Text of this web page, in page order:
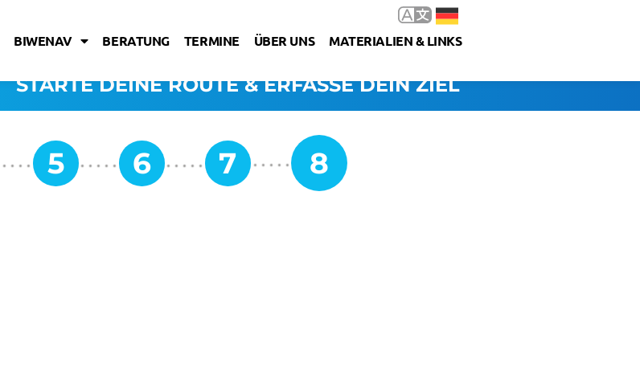
BIWENAV BERATUNG TERMINE ÜBER UNS MATERIALIEN & LINKS
STARTE DEINE ROUTE & ERFASSE DEIN ZIEL